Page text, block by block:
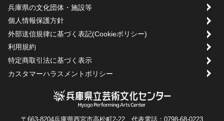
兵庫県の文化団体・施設等
個人情報保護方針
外部送信規律に基づく表記(Cookieポリシー)
利用規約
特定商取引法に基づく表示
カスタマーハラスメントポリシー
〒663-8204兵庫県西宮市高松町2-22 代表電話：0798-68-0223